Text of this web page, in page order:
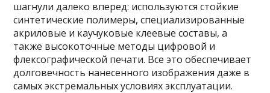
шагнули далеко вперед: используются стойкие
синтетические полимеры, специализированные
акриловые и каучуковые клеевые составы, а
также высокоточные методы цифровой и
флексографической печати. Все это обеспечивает
долговечность нанесенного изображения даже в
самых экстремальных условиях эксплуатации.